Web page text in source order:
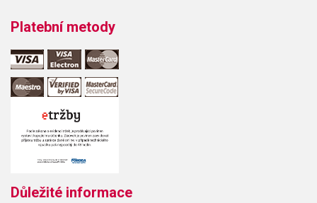
Platební metody
Důležité informace